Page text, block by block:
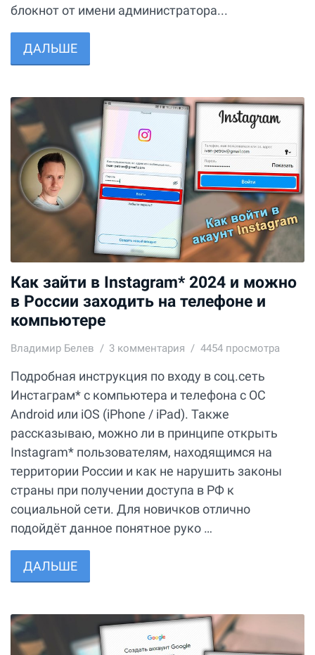
блокнот от имени администратора...
ДАЛЬШЕ
Как зайти в Instagram* 2024 и можно
в России заходить на телефоне и
компьютере
Владимир Белев 3 комментария 4454 просмотра
Подробная инструкция по входу в соц.сеть
Инстаграм* с компьютера и телефона с ОС
Android или iOS (iPhone / iPad). Также
рассказываю, можно ли в принципе открыть
Instagram* пользователям, находящимся на
территории России и как не нарушить законы
страны при получении доступа в РФ к
социальной сети. Для новичков отлично
подойдёт данное понятное руко …
ДАЛЬШЕ